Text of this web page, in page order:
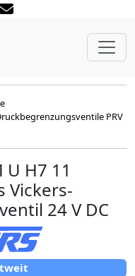
PRV
U H7 11
Vickers-
24 V DC